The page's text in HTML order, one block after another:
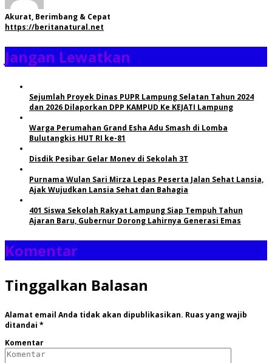
Akurat, Berimbang & Cepat
https://beritanatural.net
Jangan Lewatkan
Sejumlah Proyek Dinas PUPR Lampung Selatan Tahun 2024
dan 2026 Dilaporkan DPP KAMPUD Ke KEJATI Lampung
Warga Perumahan Grand Esha Adu Smash di Lomba
Bulutangkis HUT RI ke-81
Disdik Pesibar Gelar Monev di Sekolah 3T
Purnama Wulan Sari Mirza Lepas Peserta Jalan Sehat Lansia,
Ajak Wujudkan Lansia Sehat dan Bahagia
401 Siswa Sekolah Rakyat Lampung Siap Tempuh Tahun
Ajaran Baru, Gubernur Dorong Lahirnya Generasi Emas
Komentar
Tinggalkan Balasan
Alamat email Anda tidak akan dipublikasikan. Ruas yang wajib
ditandai *
Komentar